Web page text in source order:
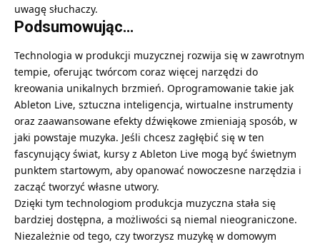
uwagę słuchaczy.
Podsumowując…
Technologia w produkcji muzycznej rozwija się w zawrotnym
tempie, oferując twórcom coraz więcej narzędzi do
kreowania unikalnych brzmień. Oprogramowanie takie jak
Ableton Live, sztuczna inteligencja, wirtualne instrumenty
oraz zaawansowane efekty dźwiękowe zmieniają sposób, w
jaki powstaje muzyka. Jeśli chcesz zagłębić się w ten
fascynujący świat, kursy z Ableton Live mogą być świetnym
punktem startowym, aby opanować nowoczesne narzędzia i
zacząć tworzyć własne utwory.
Dzięki tym technologiom produkcja muzyczna stała się
bardziej dostępna, a możliwości są niemal nieograniczone.
Niezależnie od tego, czy tworzysz muzykę w domowym